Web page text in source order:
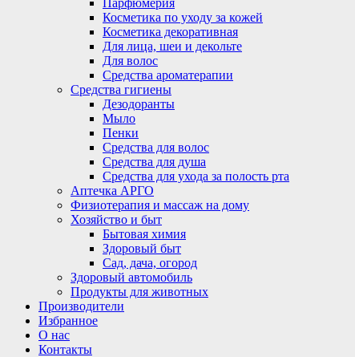
Парфюмерия
Косметика по уходу за кожей
Косметика декоративная
Для лица, шеи и декольте
Для волос
Средства ароматерапии
Средства гигиены
Дезодоранты
Мыло
Пенки
Средства для волос
Средства для душа
Средства для ухода за полость рта
Аптечка АРГО
Физиотерапия и массаж на дому
Хозяйство и быт
Бытовая химия
Здоровый быт
Сад, дача, огород
Здоровый автомобиль
Продукты для животных
Производители
Избранное
О нас
Контакты